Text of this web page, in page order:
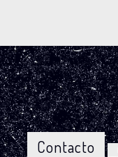
Contacto